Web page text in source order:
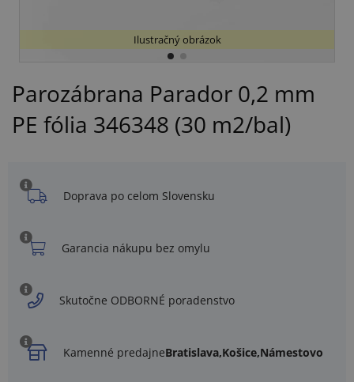
Ilustračný obrázok
Parozábrana Parador 0,2 mm
PE fólia 346348 (30 m2/bal)
Doprava po celom Slovensku
Garancia nákupu bez omylu
Skutočne ODBORNÉ poradenstvo
Kamenné predajneBratislava,Košice,Námestovo